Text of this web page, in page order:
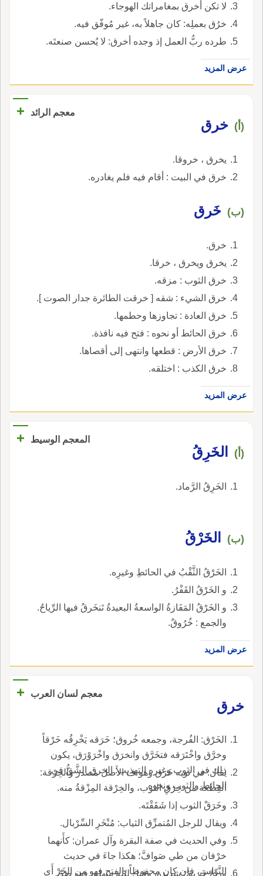
لا تكن أخرق بمغامراتك الهوجاء.
خرُق بعملِه: كان جاهلاً به، غير مُوفّق فيه.
طرده ربُّ العمل إذ وجده أخرق: لا يُحسن صنعتَه.
عرض المزيد
معجم الرائد +
(أ) خرق
يخرق ، خروقا.
خرق في البيت : أقام فيه فلم يغادره.
(ب) خَرق
خرق.
يخرق ويخرق ، خرقا.
خرق الثوب : مزقه.
خرق الشيء : شقه [ خرقت الطائرة جدار الصوت ].
خرق العادة : تجاوزها وحطمها.
خرق الحائط أو نحوه : فتح فيه نافذة.
خرق الأرض : قطعها وانتهى إلى أقصاها.
خرق الكذب : اختلقه.
عرض المزيد
المعجم الوسيط +
(أ) الخَرِقُ
الخَرِقُ الرَّماد.
(ب) الخَرْقُ
الخَرْقُ الثَّقْبُ في الحائطِ وغيرِه.
و الخَرْقُ القَفْرُ.
و الخَرْقُ المَفَازةُ الواسعةُ البعيدةُ تَنخَرقُ فيها الرِّياحُ.
والجمع : خُرُوقٌ.
عرض المزيد
معجم لسان العرب
+
خرق
الخَرْق: الفُرجة، وجمعه خُروق؛ خَرَقه يَخْرِقُه خَرْقاً
وخرَّق واخْتَرَقه فتخَرَّق وانخرَق واخْرَوْرَق، يكون
ذلك في الثوب وغيره التهذيب: الخرق الشَّقُّ في
الحائط والثوب ونحوه.
يقال: في ثوبه خَرق وهو ف الأَصل مصدر والخِرْقة:
القِطعة من خِرَقِ الثوب، والخِرْقة المِزْقةُ منه.
وخَرَقْ الثوب إذا شَقَقْتَه.
ويقال للرجل المُتمزِّق الثياب: مُنْخَرِ السِّرْبال.
وفي الحديث في صفة البقرة وآل عمران: كأَنهما
خرْفان من طي صَوافَّ؛ هكذا جاءَ في حديث
النَّوّاسِ، فإن كان محفوظاً بالفتح فهو من الخَرْ أَي
وريحٌ خَرِيقٌ: شديدة، وقيل ليّنة سهلة، فهو ضدّ،